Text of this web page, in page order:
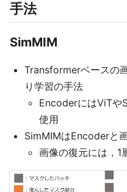
手法
SimMIM
Transformerベースの
り学習の手法
EncoderにはViTや
使用
SimMIMはEncoderと
画像の復元には，1